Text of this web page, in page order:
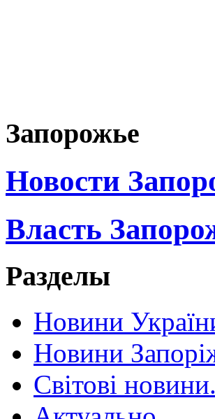
Запорожье
Новости
Власть
Разделы
Новини
Новини
Світові